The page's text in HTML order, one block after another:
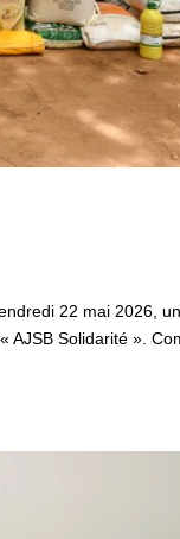
22 mai 2026,
AJSB Solidarité ».